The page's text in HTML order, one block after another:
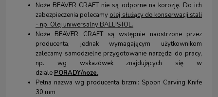
Noże BEAVER CRAFT nie są odporne na korozję. Do ich
zabezpieczenia polecamy olej służący do konserwacji stali
- np. Olej uniwersalny BALLISTOL.
Noże BEAVER CRAFT są wstępnie naostrzone przez
producenta, jednak wymagającym użytkownikom
zalecamy samodzielne przygotowanie narzędzi do pracy,
np. wg wskazówek znajdujących się w
dziale PORADY/noze.
Pełna nazwa wg producenta brzmi: Spoon Carving Knife
30 mm